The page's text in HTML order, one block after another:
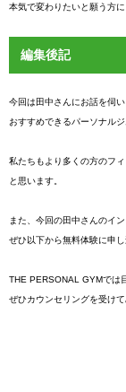
本気で変わりたいと願う方
編集後記
今回は田中さんにお話を伺
おすすめできるパーソナルジ
私たちもより多くの方のフ
と思います。
また、今回の田中さんのイ
ぜひ以下から無料体験に申
THE PERSONAL GYMでは
ぜひカウンセリングを受けて